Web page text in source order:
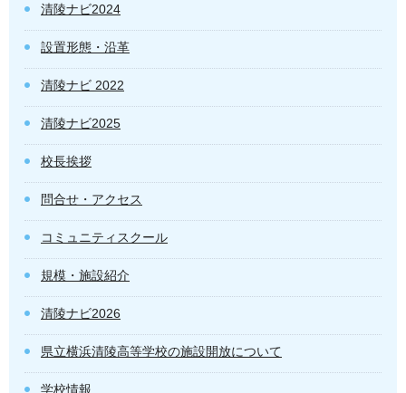
清陵ナビ2024
設置形態・沿革
清陵ナビ 2022
清陵ナビ2025
校長挨拶
問合せ・アクセス
コミュニティスクール
規模・施設紹介
清陵ナビ2026
県立横浜清陵高等学校の施設開放について
学校情報